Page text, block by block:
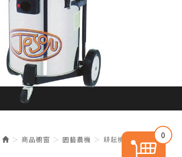
商品櫥窗 園藝農機 耕耘機 0